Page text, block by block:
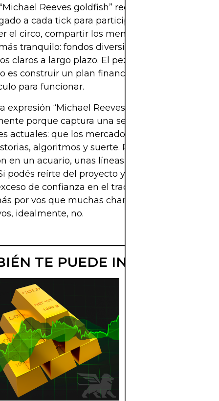
Reeves goldfish” recuerda que no hace
a cada tick para participar con cabeza.
el circo, compartir los memes y aun así elegir
tranquilo: fondos diversificados, aportes
claros a largo plazo. El pez puede quedarse
es construir un plan financiero que no
para funcionar.
expresión “Michael Reeves goldfish” ha
porque captura una sensación común
actuales: que los mercados son una mezcla
algoritmos y suerte. Reeves empaquetó
en un acuario, unas líneas de código y una
podés reírte del proyecto y aun así salir más
de confianza en el trading, el experimento
por vos que muchas charlas serias. El pez lo
idealmente, no.
TE PUEDE INTERESAR